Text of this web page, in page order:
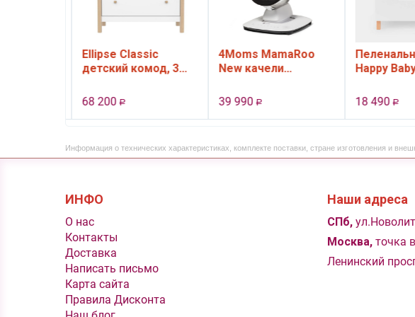
Ellipse Classic
детский комод, 3
68 200 Р
4Moms MamaRoo
New качели
черный
39 990 Р
Happy
18 490 Р
Информация о технических характеристиках, комплекте поставки, стране изготовления и
ИНФО
O нас
Контакты
Доставка
Написать письмо
Карта сайта
Правила Дисконта
Наши адреса
СПб,
Москва, точка
Ленинский